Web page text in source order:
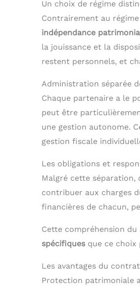
Un choix de régime
Contrairement au
indépendance
la jouissance et la
restent personnels, et
Administration séparée
Chaque partenaire a le
peut être
une gestion autonome.
gestion fiscale
Les obligations et
Malgré cette
contribuer aux charges
financières de chacun,
Cette compréhension
spécifiques que ce
Les avantages du
Protection patrimoniale